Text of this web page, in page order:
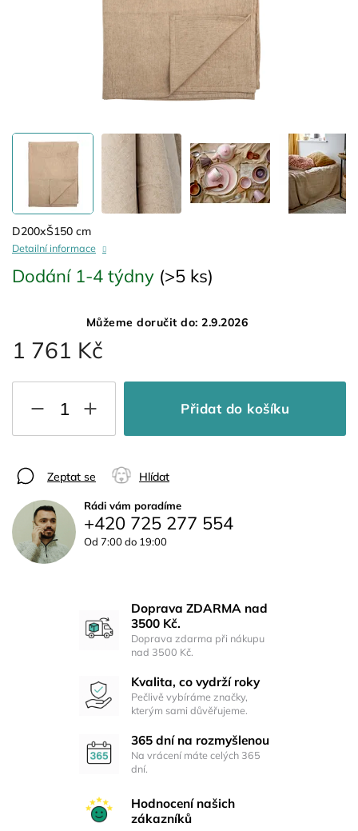
1 761 Kč
Dodání 1-4 týdny (>5 ks)
Můžeme doručit do: 2.9.2026
Přidat do košíku
D200xŠ150 cm
Detailní informace
Zeptat se Hlídat
Rádi vám poradíme
+420 725 277 554
Od 7:00 do 19:00
Doprava ZDARMA nad
3500 Kč.
Doprava zdarma při nákupu
nad 3500 Kč.
Kvalita, co vydrží roky
Pečlivě vybíráme značky,
kterým sami důvěřujeme.
365 dní na rozmyšlenou
Na vrácení máte celých 365
dní.
Hodnocení našich
zákazníků